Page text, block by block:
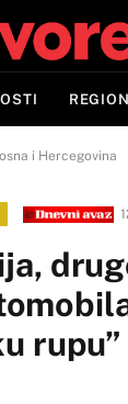
REGION
i Hercegovina
rupu”